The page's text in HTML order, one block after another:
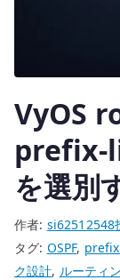
計
る
へ
の
VyOS
prefix-
を選別
作者: si62512548
タグ: OSPF,
ク設計, ルーティ